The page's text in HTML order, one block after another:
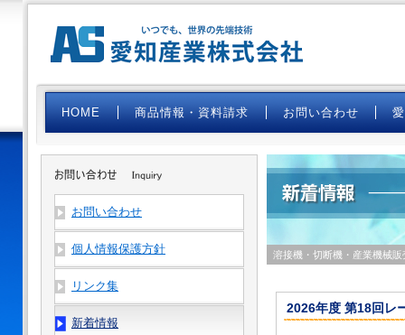
HOME 商品情報・資料請求 お問い合わせ
溶接機・切断機・産業機械
2026年度 第18回レ
お問い合わせ
個人情報保護方針
リンク集
新着情報